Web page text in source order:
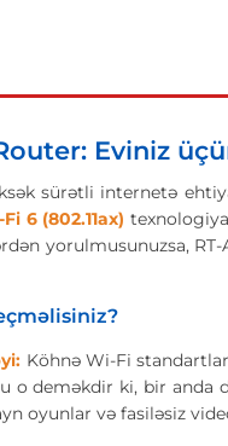
Eviniz
sürətli internetə
6 (802.11ax)
yorulmusunuzsa,
Köhnə Wi-Fi
o deməkdir ki, bir anda
oyunlar və fasiləsiz